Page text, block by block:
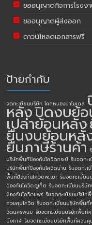
ขออนุญาตกิจการโรงง
ขออนุญาตผู้ส่งออก
ดาวน์โหลดเอกสารฟรี
ป้ายกำกับ
จดทะเบียนบริษัท โคกหนองนาโมเดล
หลังปิดงบย้
เปล่าย้อนหลัง
ยื่นงบย้อนหลั
ยื่นภาษีร้านค้า
บริษัทพื้นทีป้องกันโควิดกระบี่ รับจดทะ
บริษัทพื้นทีป้องกันโควิดน่าน รับจดทะ
พื้นทีป้องกันโควิดพะเยา รับจดทะเบีย
ป้องกันโควิดภูเก็ต รับจดทะเบียนบริษั
ป้องกันโควิดแพร่ รับจดทะเบียนบริษัท
ควบคุมโควิด รับจดทะเบียนบริษัทพื้นที่
วิดนครพนม รับจดทะเบียนบริษัทพื้นที่
บึงกาฬ รับจดทะเบียนบริษัทพื้นที่ควบคุ